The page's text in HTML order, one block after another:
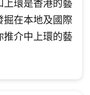
上環是香港的藝
掘在本地及國際
推介中上環的藝